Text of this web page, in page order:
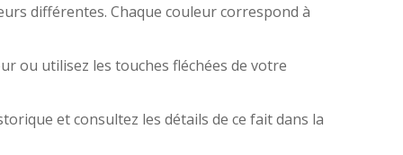
différentes. Chaque couleur correspond à
ou utilisez les touches fléchées de votre
et consultez les détails de ce fait dans la